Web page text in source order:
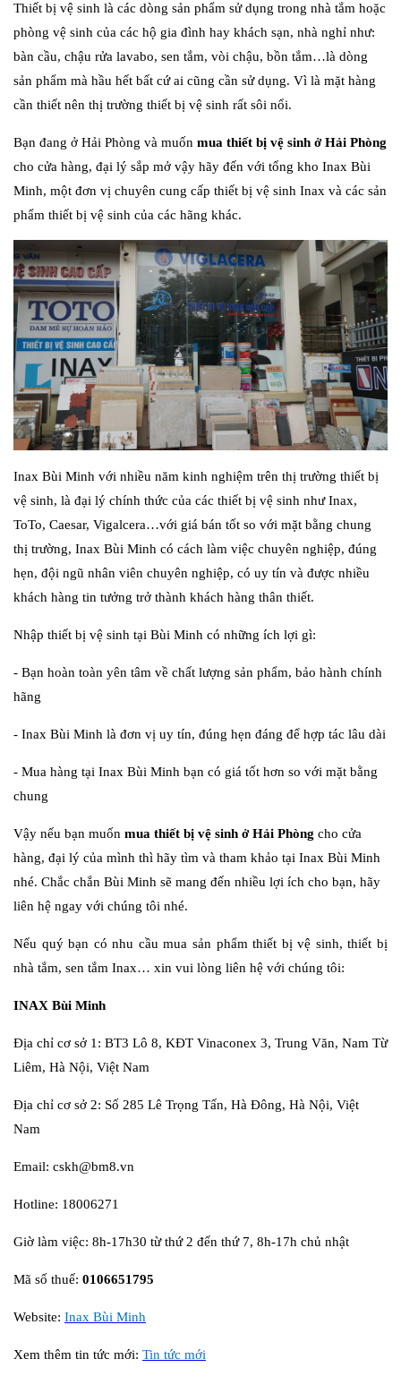
Thiết bị vệ sinh là các dòng sản phẩm sử dụng trong nhà tắm hoặc
phòng vệ sinh của các hộ gia đình hay khách sạn, nhà nghỉ như:
bàn cầu, chậu rửa lavabo, sen tắm, vòi chậu, bồn tắm…là dòng
sản phẩm mà hầu hết bất cứ ai cũng cần sử dụng. Vì là mặt hàng
cần thiết nên thị trường thiết bị vệ sinh rất sôi nổi.
Bạn đang ở Hải Phòng và muốn mua thiết bị vệ sinh ở Hải Phòng
cho cửa hàng, đại lý sắp mở vậy hãy đến với tổng kho Inax Bùi
Minh, một đơn vị chuyên cung cấp thiết bị vệ sinh Inax và các sản
phẩm thiết bị vệ sinh của các hãng khác.
Inax Bùi Minh với nhiều năm kinh nghiệm trên thị trường thiết bị
vệ sinh, là đại lý chính thức của các thiết bị vệ sinh như Inax,
ToTo, Caesar, Vigalcera…với giá bán tốt so với mặt bằng chung
thị trường, Inax Bùi Minh có cách làm việc chuyên nghiệp, đúng
hẹn, đội ngũ nhân viên chuyên nghiệp, có uy tín và được nhiều
khách hàng tin tưởng trở thành khách hàng thân thiết.
Nhập thiết bị vệ sinh tại Bùi Minh có những ích lợi gì:
- Bạn hoàn toàn yên tâm về chất lượng sản phẩm, bảo hành chính
hãng
- Inax Bùi Minh là đơn vị uy tín, đúng hẹn đáng để hợp tác lâu dài
- Mua hàng tại Inax Bùi Minh bạn có giá tốt hơn so với mặt bằng
chung
Vậy nếu bạn muốn mua thiết bị vệ sinh ở Hải Phòng cho cửa
hàng, đại lý của mình thì hãy tìm và tham khảo tại Inax Bùi Minh
nhé. Chắc chắn Bùi Minh sẽ mang đến nhiều lợi ích cho bạn, hãy
liên hệ ngay với chúng tôi nhé.
Nếu quý bạn có nhu cầu mua sản phẩm thiết bị vệ sinh, thiết bị
nhà tắm, sen tắm Inax… xin vui lòng liên hệ với chúng tôi:
INAX Bùi Minh
Địa chỉ cơ sở 1: BT3 Lô 8, KĐT Vinaconex 3, Trung Văn, Nam Từ
Liêm, Hà Nội, Việt Nam
Địa chỉ cơ sở 2: Số 285 Lê Trọng Tấn, Hà Đông, Hà Nội, Việt
Nam
Email: cskh@bm8.vn
Hotline: 18006271
Giờ làm việc: 8h-17h30 từ thứ 2 đến thứ 7, 8h-17h chủ nhật
Mã số thuế: 0106651795
Website: Inax Bùi Minh
Xem thêm tin tức mới: Tin tức mới